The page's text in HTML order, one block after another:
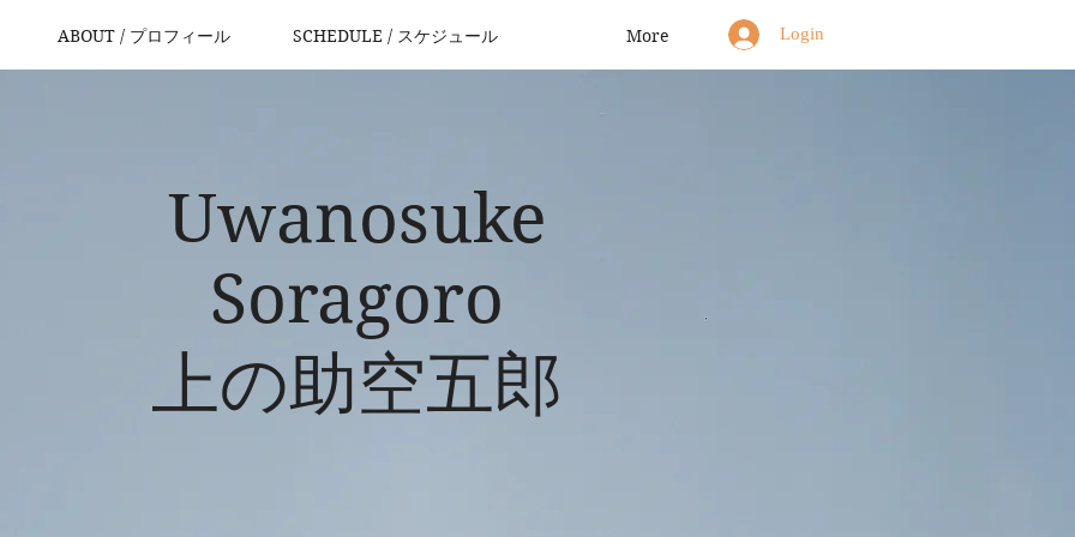
ABOUT / プロフィール SCHEDULE / スケジュール More Login
Uwanosuke
Soragoro
​上の助空五郎